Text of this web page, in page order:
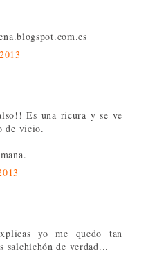
Es una ricura y se ve
de vicio.
yo me quedo tan
salchichón de verdad...